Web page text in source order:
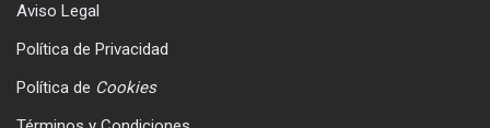
Aviso Legal
Política de Privacidad
Política de Cookies